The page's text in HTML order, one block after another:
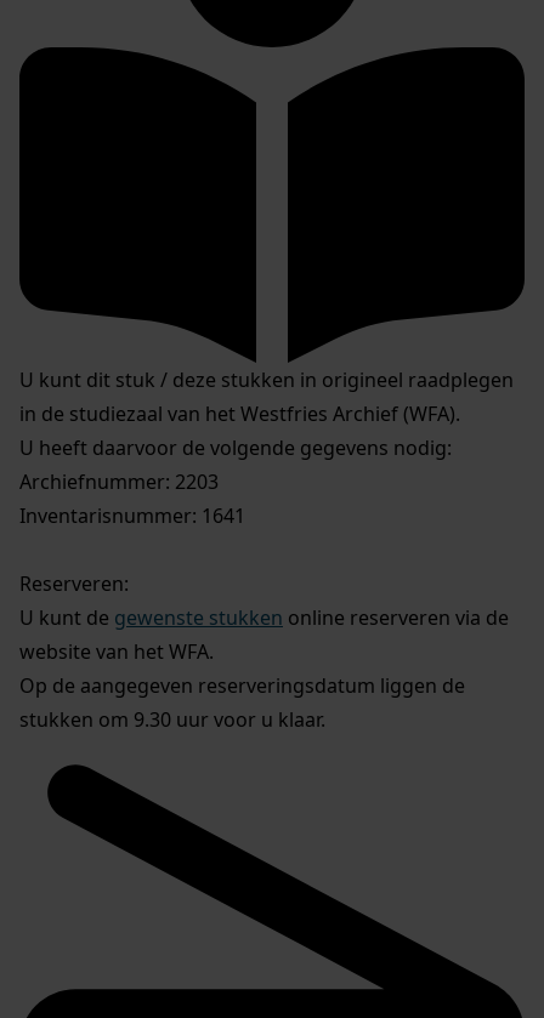
U kunt dit stuk / deze stukken in origineel raadplegen
in de studiezaal van het Westfries Archief (WFA).
U heeft daarvoor de volgende gegevens nodig:
Archiefnummer: 2203
Inventarisnummer: 1641
Reserveren:
U kunt de gewenste stukken online reserveren via de
website van het WFA.
Op de aangegeven reserveringsdatum liggen de
stukken om 9.30 uur voor u klaar.